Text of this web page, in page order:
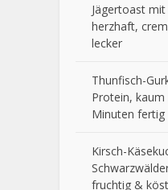
Jägertoast
herzhaft,
lecker
Thunfisch-
Protein,
Minuten fertig
Kirsch-
fruchtig &